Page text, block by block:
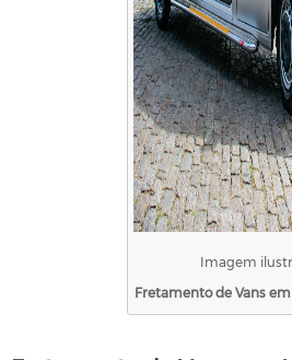
Imagem
Fretamento de Vans